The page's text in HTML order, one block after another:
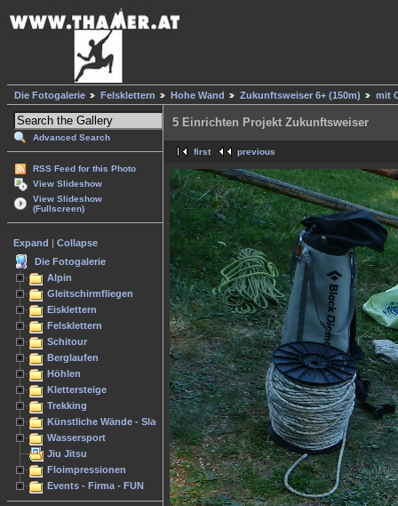
Die Fotogalerie Felsklettern Hohe Wand Zukunftsweiser 6+ (150m) mit
Advanced Search
RSS Feed for this Photo
View Slideshow
View Slideshow
(Fullscreen)
Expand
Collapse
Die Fotogalerie
Alpin
Gleitschirmfliegen
Eisklettern
Felsklettern
Schitour
Berglaufen
Höhlen
Klettersteige
Trekking
Künstliche Wände - Slacken
Wassersport
Jiu Jitsu
Floimpressionen
Events - Firma - FUN
5 Einrichten Projekt Zukunftsweiser
first previous